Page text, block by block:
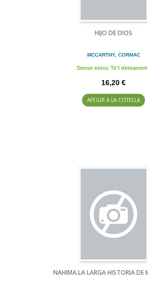
HIJO DE DIOS
MCCARTHY, CORMAC
Sense estoc Te'l
16,20 €
AFEGIR A LA CISTELLA
NAHIMA.LA LARGA HISTORIA DE